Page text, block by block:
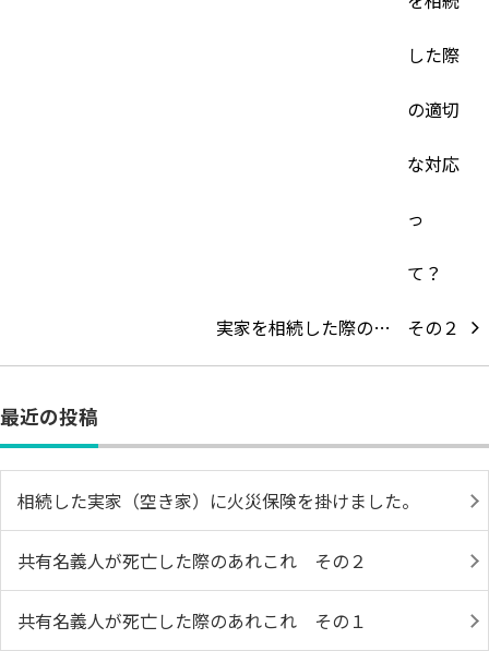
実家を相続した際の…
最近の投稿
相続した実家（空き家）に火災保険を掛けました。
共有名義人が死亡した際のあれこれ その２
共有名義人が死亡した際のあれこれ その１